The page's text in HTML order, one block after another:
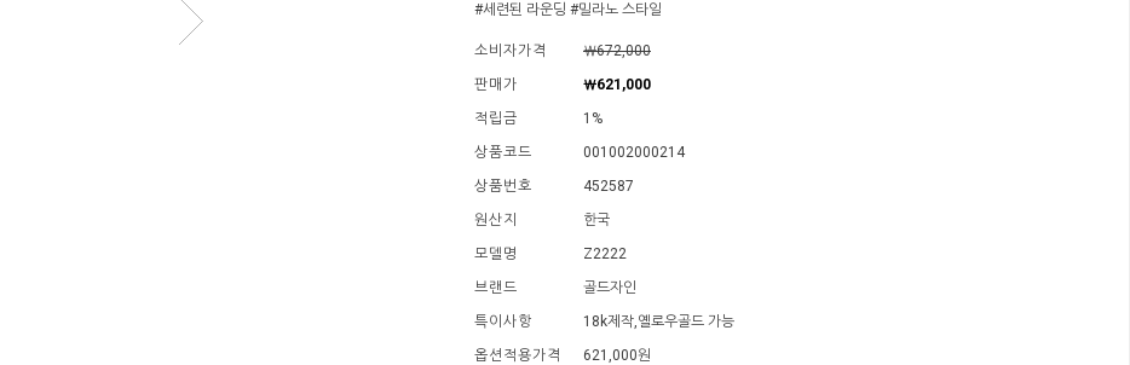
#세련된 라운딩 #밀라노 스타일
소비자가격
￦672,000
판매가
￦621,000
적립금
1%
상품코드
001002000214
상품번호
452587
원산지
한국
모델명
Z2222
브랜드
골드자인
특이사항
18k제작,옐로우골드 가능
옵션적용가격
621,000원